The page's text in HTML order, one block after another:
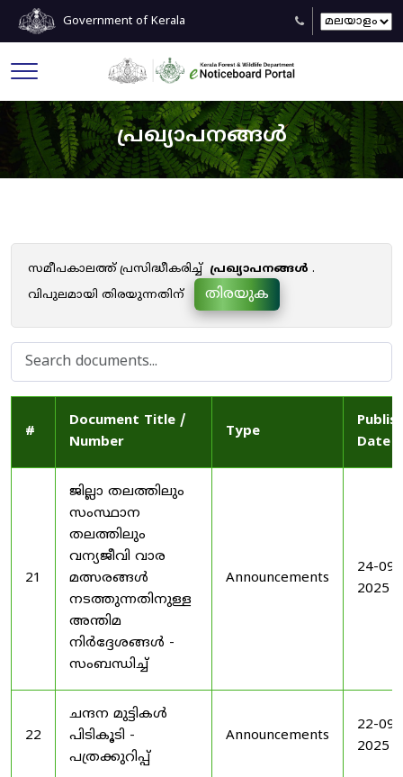
Government of Kerala
പ്രഖ്യാപനങ്ങൾ
സമീപകാലത്ത് പ്രസിദ്ധീകരിച്ച് പ്രഖ്യാപനങ്ങൾ .
വിപുലമായി തിരയുന്നതിന്
തിരയുക
#
Document Title /
Number
Type
Date
21
ജില്ലാ തലത്തിലും
സംസ്ഥാന
തലത്തിലും
വന്യജീവി വാര
മത്സരങ്ങൾ
നടത്തുന്നതിനുള്ള
അന്തിമ
നിർദ്ദേശങ്ങൾ -
സംബന്ധിച്ച്
Announcements
24-09-
2025
22
ചന്ദന മുട്ടികൾ
പിടികൂടി -
പത്രക്കുറിപ്പ്
Announcements
22-09-
2025